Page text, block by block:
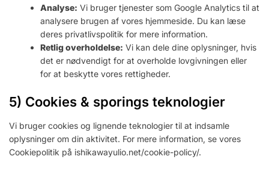
Analyse: Vi bruger tjenester som Google Analytics til at
analysere brugen af vores hjemmeside. Du kan læse
deres privatlivspolitik for mere information.
Retlig overholdelse: Vi kan dele dine oplysninger, hvis
det er nødvendigt for at overholde lovgivningen eller
for at beskytte vores rettigheder.
5) Cookies & sporings teknologier
Vi bruger cookies og lignende teknologier til at indsamle
oplysninger om din aktivitet. For mere information, se vores
Cookiepolitik på ishikawayulio.net/cookie-policy/.